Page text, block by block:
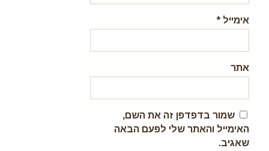
אימייל *
אתר
שמור בדפדפן זה את השם,
האימייל והאתר שלי לפעם הבאה
שאגיב.